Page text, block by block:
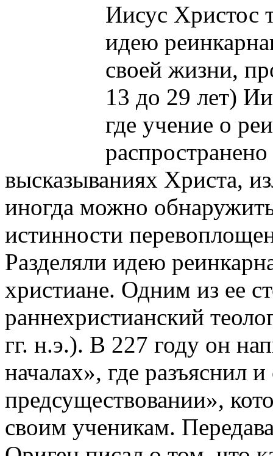
Иисус Христос
идею
своей жизни,
13 до 29 лет)
где учение о
высказываниях Христа,
иногда можно
истинности
Разделяли идею
христиане. Одним из ее
раннехристианский
гг. н.э.). В 227 году он
началах», где разъяснил
предсуществовании»,
своим ученикам.